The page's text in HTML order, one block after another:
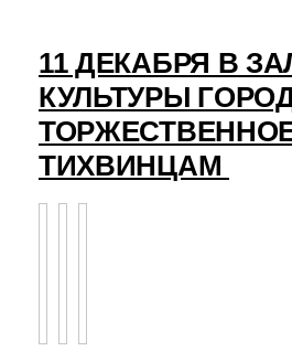
11 ДЕКАБРЯ В
КУЛЬТУРЫ
ТИХВИНЦАМ